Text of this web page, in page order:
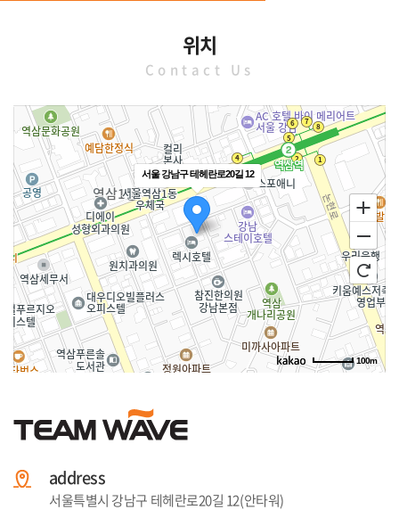
위치
Contact Us
서울 강남구 테헤란로20길 12
100m
address
서울특별시 강남구 테헤란로20길 12(안타워)